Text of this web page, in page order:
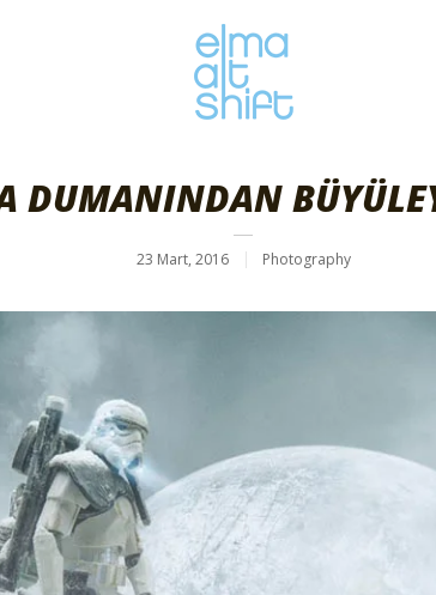
DUMANINDAN
23 Mart, 2016 Photography